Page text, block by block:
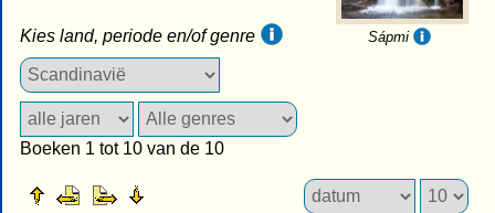
Sápmi
Kies land, periode en/of genre
Boeken 1 tot 10 van de 10